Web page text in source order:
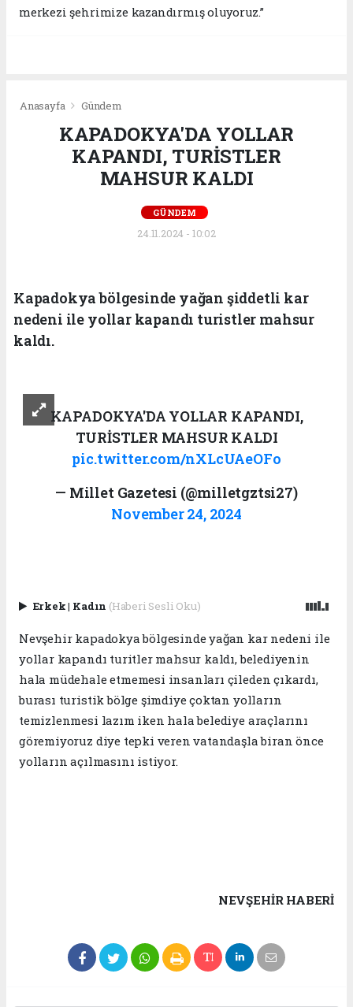
merkezi şehrimize kazandırmış oluyoruz.”
Anasayfa Gündem
KAPADOKYA'DA YOLLAR
KAPANDI, TURİSTLER
MAHSUR KALDI
GÜNDEM
24.11.2024 - 10:02
Kapadokya bölgesinde yağan şiddetli kar
nedeni ile yollar kapandı turistler mahsur
kaldı.
KAPADOKYA'DA YOLLAR KAPANDI,
TURİSTLER MAHSUR KALDI
pic.twitter.com/nXLcUAeOFo
— Millet Gazetesi (@milletgztsi27)
November 24, 2024
Erkek| Kadın (Haberi Sesli Oku)
Nevşehir kapadokya bölgesinde yağan kar nedeni ile
yollar kapandı turitler mahsur kaldı, belediyenin
hala müdehale etmemesi insanları çileden çıkardı,
burası turistik bölge şimdiye çoktan yolların
temizlenmesi lazım iken hala belediye araçlarını
göremiyoruz diye tepki veren vatandaşla biran önce
yolların açılmasını istiyor.
NEVŞEHIR HABERİ